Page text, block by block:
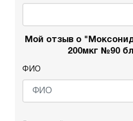
Мой отзыв о
200мкг №90
ФИО